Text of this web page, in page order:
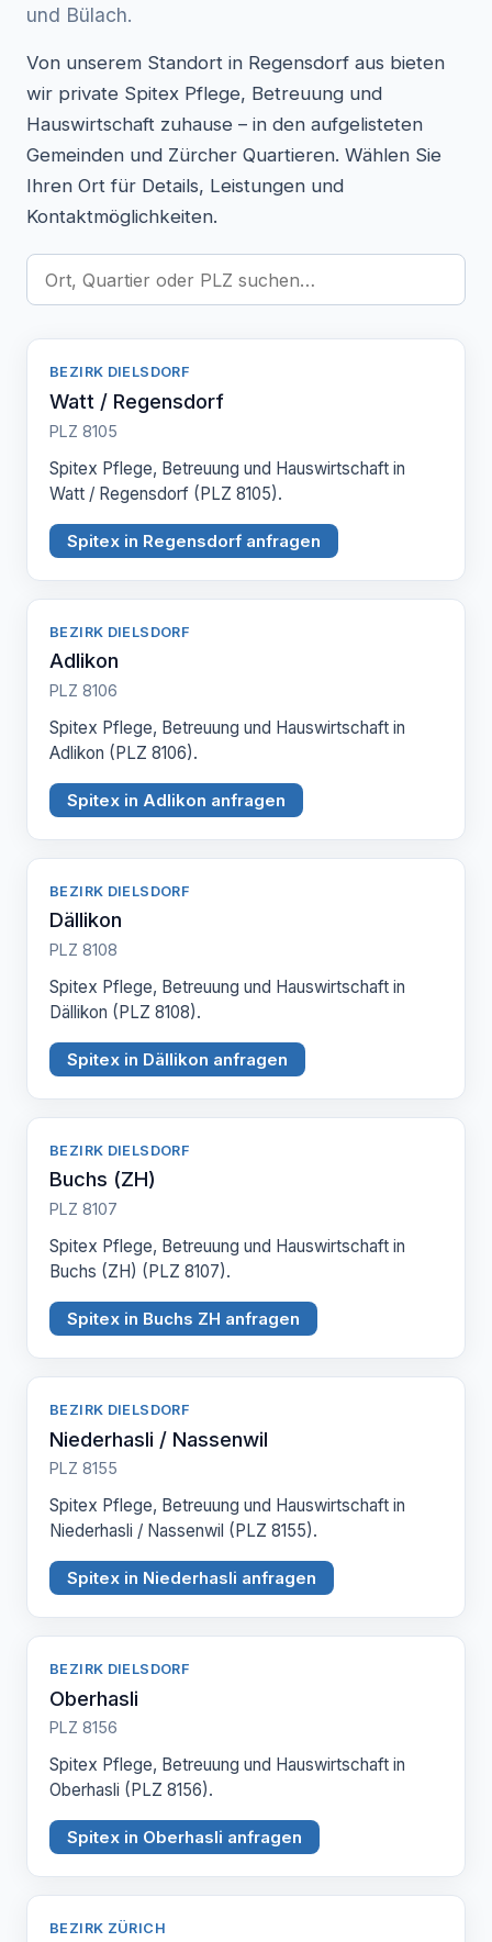
und Bülach.
Von unserem Standort in Regensdorf aus bieten
wir private Spitex Pflege, Betreuung und
Hauswirtschaft zuhause – in den aufgelisteten
Gemeinden und Zürcher Quartieren. Wählen Sie
Ihren Ort für Details, Leistungen und
Kontaktmöglichkeiten.
BEZIRK DIELSDORF
Watt / Regensdorf
PLZ 8105
Spitex Pflege, Betreuung und Hauswirtschaft in
Watt / Regensdorf (PLZ 8105).
Spitex in Regensdorf anfragen
BEZIRK DIELSDORF
Adlikon
PLZ 8106
Spitex Pflege, Betreuung und Hauswirtschaft in
Adlikon (PLZ 8106).
Spitex in Adlikon anfragen
BEZIRK DIELSDORF
Dällikon
PLZ 8108
Spitex Pflege, Betreuung und Hauswirtschaft in
Dällikon (PLZ 8108).
Spitex in Dällikon anfragen
BEZIRK DIELSDORF
Buchs (ZH)
PLZ 8107
Spitex Pflege, Betreuung und Hauswirtschaft in
Buchs (ZH) (PLZ 8107).
Spitex in Buchs ZH anfragen
BEZIRK DIELSDORF
Niederhasli / Nassenwil
PLZ 8155
Spitex Pflege, Betreuung und Hauswirtschaft in
Niederhasli / Nassenwil (PLZ 8155).
Spitex in Niederhasli anfragen
BEZIRK DIELSDORF
Oberhasli
PLZ 8156
Spitex Pflege, Betreuung und Hauswirtschaft in
Oberhasli (PLZ 8156).
Spitex in Oberhasli anfragen
BEZIRK ZÜRICH